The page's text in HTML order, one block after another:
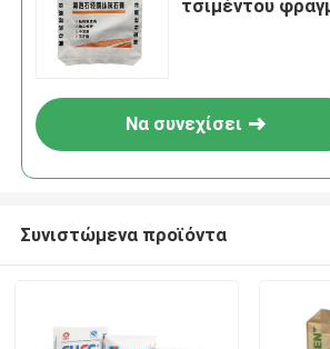
τσιμέντου
Να συνεχίσει
Συνιστώμενα προϊόντα